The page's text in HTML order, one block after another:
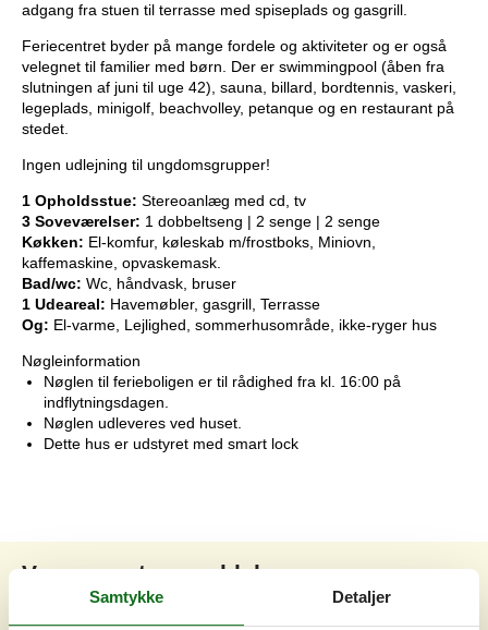
adgang fra stuen til terrasse med spiseplads og gasgrill.
Feriecentret byder på mange fordele og aktiviteter og er også
velegnet til familier med børn. Der er swimmingpool (åben fra
slutningen af juni til uge 42), sauna, billard, bordtennis, vaskeri,
legeplads, minigolf, beachvolley, petanque og en restaurant på
stedet.
Ingen udlejning til ungdomsgrupper!
1 Opholdsstue: Stereoanlæg med cd, tv
3 Soveværelser: 1 dobbeltseng | 2 senge | 2 senge
Køkken: El-komfur, køleskab m/frostboks, Miniovn,
kaffemaskine, opvaskemask.
Bad/wc: Wc, håndvask, bruser
1 Udeareal: Havemøbler, gasgrill, Terrasse
Og: El-varme, Lejlighed, sommerhusområde, ikke-ryger hus
Nøgleinformation
Nøglen til ferieboligen er til rådighed fra kl. 16:00 på
indflytningsdagen.
Nøglen udleveres ved huset.
Dette hus er udstyret med smart lock
Vores gæsteanmeldelser
Vores gæsteanmeldelser Eksterne anmeldelser
Samtykke Detaljer